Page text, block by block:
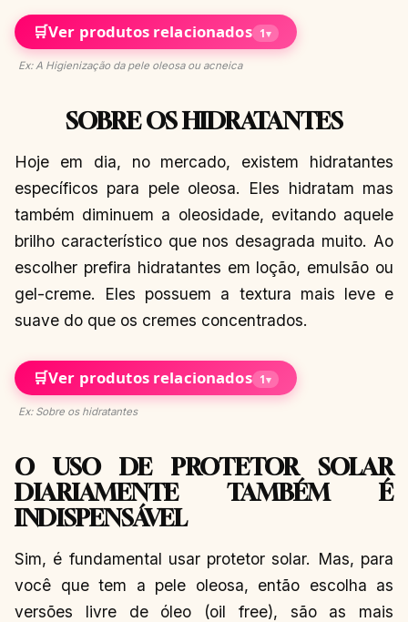
🛒Ver produtos relacionados 1▾
Ex: A Higienização da pele oleosa ou acneica
SOBRE OS HIDRATANTES
Hoje em dia, no mercado, existem hidratantes
específicos para pele oleosa. Eles hidratam mas
também diminuem a oleosidade, evitando aquele
brilho característico que nos desagrada muito. Ao
escolher prefira hidratantes em loção, emulsão ou
gel-creme. Eles possuem a textura mais leve e
suave do que os cremes concentrados.
🛒Ver produtos relacionados 1▾
Ex: Sobre os hidratantes
O USO DE PROTETOR SOLAR
DIARIAMENTE TAMBÉM É
INDISPENSÁVEL
Sim, é fundamental usar protetor solar. Mas, para
você que tem a pele oleosa, então escolha as
versões livre de óleo (oil free), são as mais